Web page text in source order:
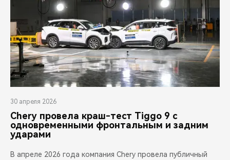
30 апреля 2026
Chery провела краш-тест Tiggo 9 с
одновременными фронтальным и задним
ударами
В апреле 2026 года компания Chery провела публичный